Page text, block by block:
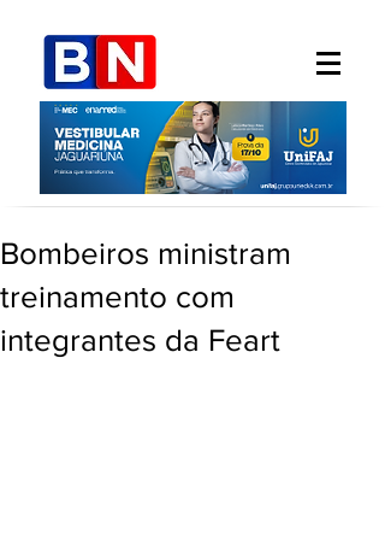
Bombeiros ministram
treinamento com
integrantes da Feart